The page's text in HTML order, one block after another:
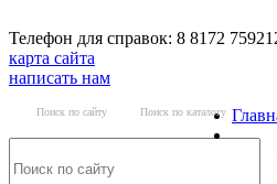
Телефон для справок: 8 8172
карта сайта
написать нам
Поиск по сайту Поиск по каталогу